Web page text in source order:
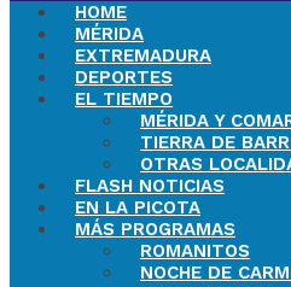
HOME
MÉRIDA
EXTREMADURA
DEPORTES
EL TIEMPO
MÉRIDA Y
TIERRA DE
OTRAS
FLASH NOTICIAS
EN LA PICOTA
MÁS PROGRAMAS
ROMANITOS
NOCHE DE